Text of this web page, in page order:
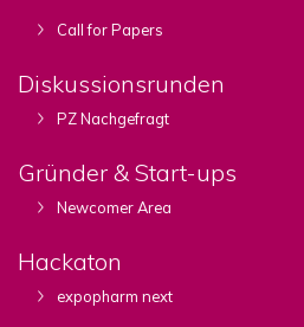
Call for Papers
Diskussionsrunden
PZ Nachgefragt
Gründer & Start-ups
Newcomer Area
Hackaton
expopharm next